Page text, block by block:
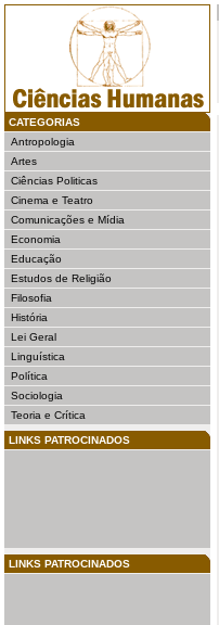
CATEGORIAS
Antropologia
Artes
Ciências Politicas
Cinema e Teatro
Comunicações e Mídia
Economia
Educação
Estudos de Religião
Filosofia
História
Lei Geral
Linguística
Política
Sociologia
Teoria e Crítica
LINKS PATROCINADOS
LINKS PATROCINADOS